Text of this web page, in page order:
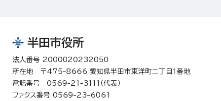
半田市役所
法人番号 2000020232050
所在地 〒475-8666 愛知県半田市東洋町二丁目1番地
電話番号 0569-21-3111（代表）
ファクス番号 0569-23-6061